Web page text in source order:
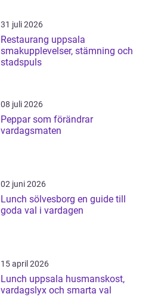
31 juli 2026
Restaurang uppsala
smakupplevelser, stämning och
stadspuls
08 juli 2026
Peppar som förändrar
vardagsmaten
02 juni 2026
Lunch sölvesborg en guide till
goda val i vardagen
15 april 2026
Lunch uppsala husmanskost,
vardagslyx och smarta val